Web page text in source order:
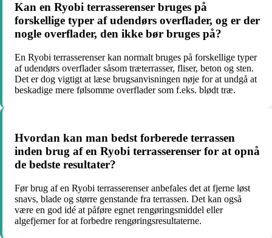
Kan en Ryobi terrasserenser bruges på
forskellige typer af udendørs overflader, og er der
nogle overflader, den ikke bør bruges på?
En Ryobi terrasserenser kan normalt bruges på forskellige typer
af udendørs overflader såsom træterrasser, fliser, beton og sten.
Det er dog vigtigt at læse brugsanvisningen nøje for at undgå at
beskadige mere følsomme overflader som f.eks. blødt træ.
Hvordan kan man bedst forberede terrassen
inden brug af en Ryobi terrasserenser for at opnå
de bedste resultater?
Før brug af en Ryobi terrasserenser anbefales det at fjerne løst
snavs, blade og større genstande fra terrassen. Det kan også
være en god idé at påføre egnet rengøringsmiddel eller
algefjerner for at forbedre rengøringsresultaterne.